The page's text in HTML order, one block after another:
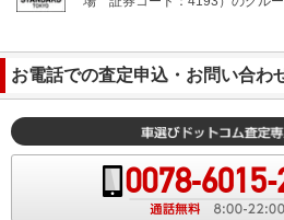
お電話での査定申込・お問い合わ